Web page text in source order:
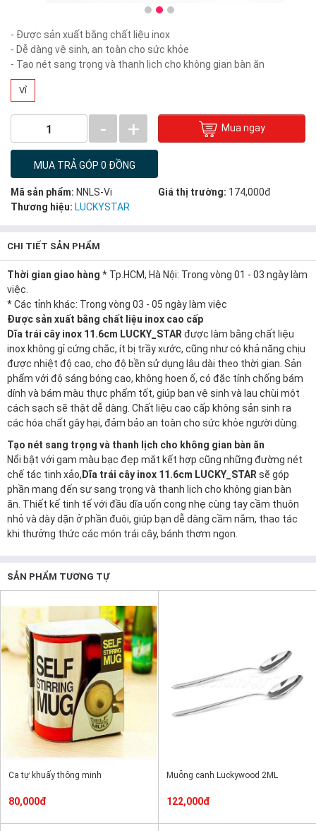
- Được sản xuất bằng chất liệu inox
- Dễ dàng vệ sinh, an toàn cho sức khỏe
- Tạo nét sang trọng và thanh lịch cho không gian bàn ăn
Vỉ
1 - + Mua ngay
MUA TRẢ GÓP 0 ĐỒNG
Mã sản phẩm: NNLS-Vi Giá thị trường: 174,000đ
Thương hiệu: LUCKYSTAR
CHI TIẾT SẢN PHẨM
Thời gian giao hàng * Tp.HCM, Hà Nội: Trong vòng 01 - 03 ngày làm
việc.
* Các tỉnh khác: Trong vòng 03 - 05 ngày làm việc
Được sản xuất bằng chất liệu inox cao cấp
Dĩa trái cây inox 11.6cm LUCKY_STAR được làm bằng chất liệu
inox không gỉ cứng chắc, ít bị trầy xước, cũng như có khả năng chịu
được nhiệt độ cao, cho độ bền sử dụng lâu dài theo thời gian. Sản
phẩm với độ sáng bóng cao, không hoen ố, có đặc tính chống bám
dính và bám màu thực phẩm tốt, giúp bạn vệ sinh và lau chùi một
cách sạch sẽ thật dễ dàng. Chất liệu cao cấp không sản sinh ra
các hóa chất gây hại, đảm bảo an toàn cho sức khỏe người dùng.
Tạo nét sang trọng và thanh lịch cho không gian bàn ăn
Nổi bật với gam màu bạc đẹp mắt kết hợp cũng những đường nét
chế tác tinh xảo, Dĩa trái cây inox 11.6cm LUCKY_STAR sẽ góp
phần mang đến sự sang trọng và thanh lịch cho không gian bàn
ăn. Thiết kế tinh tế với đầu dĩa uốn cong nhẹ cùng tay cầm thuôn
nhỏ và dày dặn ở phần đuôi, giúp bạn dễ dàng cầm nắm, thao tác
khi thưởng thức các món trái cây, bánh thơm ngon.
SẢN PHẨM TƯƠNG TỰ
Ca tự khuấy thông minh
80,000đ
Muỗng canh Luckywood 2ML
122,000đ